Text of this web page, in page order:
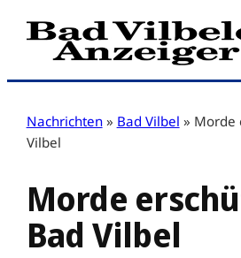
Zum
Inhalt
Nachrichten » Bad Vilbel » Morde
Vilbel
Morde
Bad Vilbel